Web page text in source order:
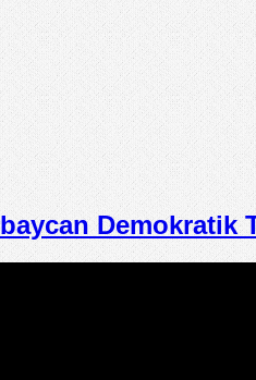
Demokratik